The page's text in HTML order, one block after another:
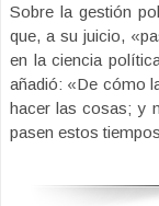
Sobre la gestión
que, a su juicio,
en la ciencia
añadió: «De cómo
hacer las cosas; y
pasen estos